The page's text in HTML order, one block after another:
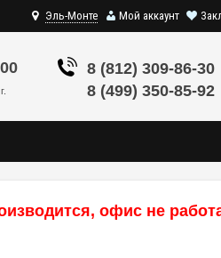
Мой аккаунт
Эль-Монте
г.
8 (812) 309-86-30
8 (499) 350-85-92
офис не